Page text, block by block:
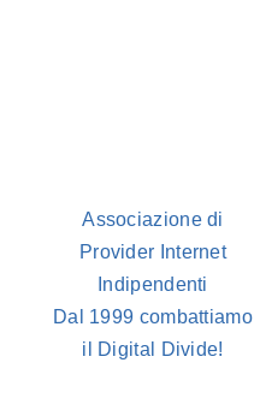
Associazione di
Provider Internet
Indipendenti
Dal 1999 combattiamo
il Digital Divide!